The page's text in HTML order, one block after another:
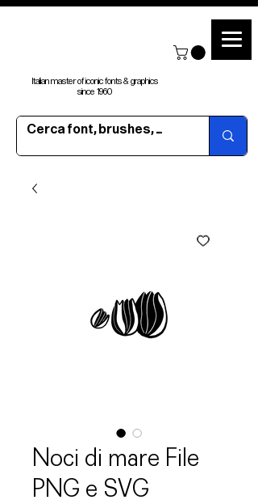
Italian master of iconic fonts & graphics
since 1960
Noci di mare File
PNG e SVG